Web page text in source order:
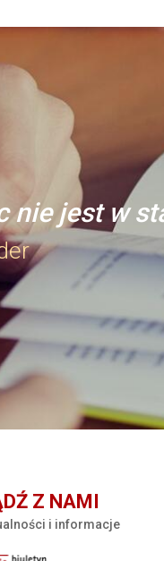
nie jest w
Z NAMI
i informacje